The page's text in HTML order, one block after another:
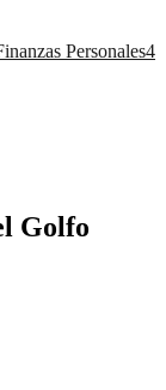
Personales4
Golfo